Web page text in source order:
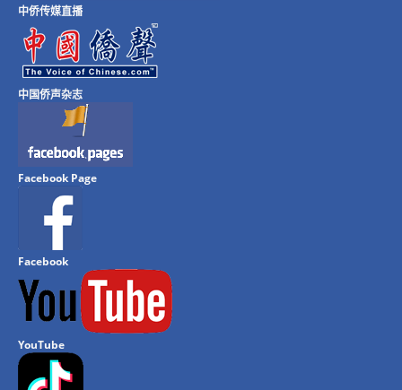
中侨传媒直播
中国侨声杂志
Facebook Page
Facebook
YouTube